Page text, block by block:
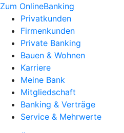
Zum OnlineBanking
Privatkunden
Firmenkunden
Private Banking
Bauen & Wohnen
Karriere
Meine Bank
Mitgliedschaft
Banking & Verträge
Service & Mehrwerte